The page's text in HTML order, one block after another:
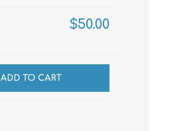
$50.00
ADD TO CART